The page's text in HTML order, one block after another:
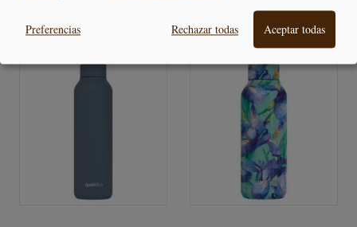
Preferencias Rechazar todas Aceptar todas